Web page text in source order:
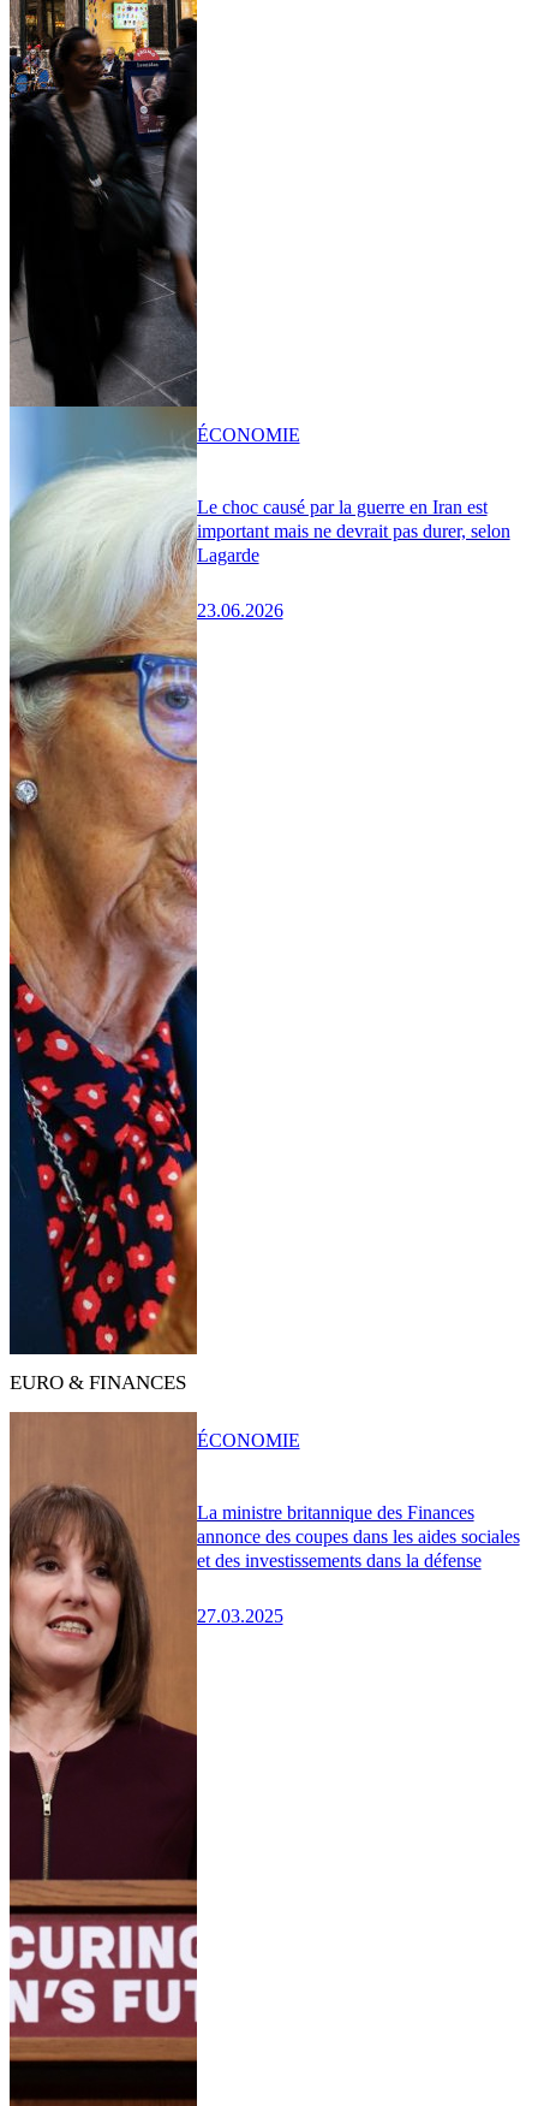
Le choc causé par la guerre en Iran est
important mais ne devrait pas durer, selon
Lagarde
23.06.2026
ÉCONOMIE
EURO & FINANCES
La ministre britannique des Finances
annonce des coupes dans les aides sociales
et des investissements dans la défense
27.03.2025
ÉCONOMIE